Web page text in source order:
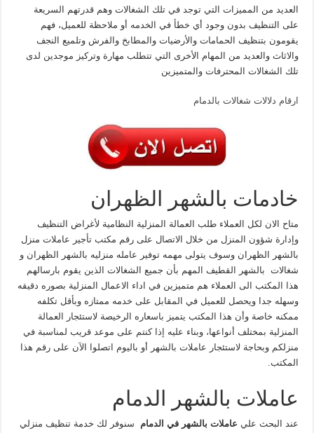
العديد من المميزات التي توجد في تلك الشغالات وهم قدرتهم السريعة
على التنظيف بدون وجود أي خطأ في الخدمه أو ملاحظة للعميل، فهم
يقومون بتنظيف الحمامات والأرضيات والمطابخ والفرش وتلميع النجف
والاثاث والعديد من المهام الأخرى التي تتطلب مهارة وتركيز موجدين لدى
تلك الشغالات المحترفات والمتميزين
ارقام دلالات شغالات بالدمام
خادمات بالشهر الظهران
متاح الان لكل العملاء طلب العمالة المنزلية النظامية لأغراض التنظيف
وإدارة شؤون المنزل من خلال الاتصال على رقم مكتب تأجير عاملات منزل
بالشهر الظهران وسوف يتولى مهمه توفير عامله منزليه بالشهر الظهران و
شغالات بالشهر القطيف المهم بأن جميع الشغالات الذين يقوم بارسالهم
هذا المكتب الى العملاء هم متميزين في اداء الاعمال المنزلية بصوره دقيقه
وسهله جدا ويحصل للعميل في المقابل على خدمه ممتازه وبأقل تكلفه
ممكنه خاصة وأن هذا المكتب يتميز باسعاره الرخيصة لاستئجار العمالة
المنزلية بمختلف أنواعها، وبناء عليه إذا كنتم على موعد قريب لمناسبة في
منزلكم وبحاجة لاستئجار عاملات بالشهر أو باليوم اتصلوا الآن على رقم هذا
المكتب.
عاملات بالشهر الدمام
عند البحث علي عاملات بالشهر في الدمام
سنوفر لك خدمة تنظيف منزلي